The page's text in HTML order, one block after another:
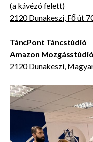
(a kávézó felett)
2120 Dunakeszi, Fő út
TáncPont Táncstúdió
Amazon Mozgásstúdió
2120 Dunakeszi,